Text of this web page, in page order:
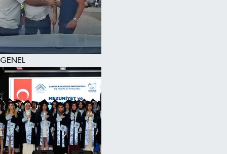
GENEL
KÜLTÜR SANAT
SAĞLIK
SİYASET
SPOR
TEKNOLOJİ